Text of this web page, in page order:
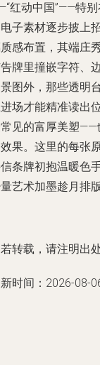
红动中国”——特
子素材逐步披上
感布置，其端庄
牌里撞嵌字符、
图外，那些透明
场才能精准读出
见的富厚美塑——
果。这里的每张
条牌初抱温暖色
艺术加墨趁月排
转载，请注明出
时间：2026-08-